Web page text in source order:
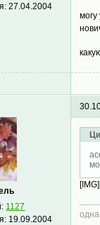
27.04.2004
1127
19.09.2004
[IMG]